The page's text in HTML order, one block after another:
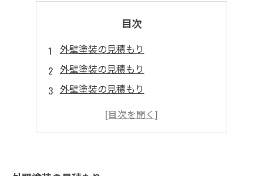
目次
外壁塗装の見積もり
外壁塗装の見積もり
外壁塗装の見積もり
外壁塗装の見積もり